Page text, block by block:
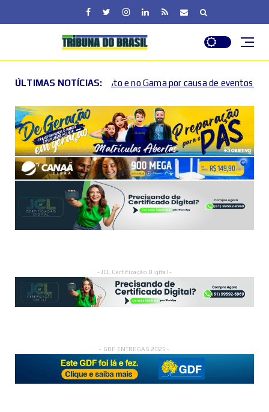
ÚLTIMAS NOTÍCIAS:
e no Gama por causa de eventos esportivos e culturais
- JCL Certificação Digital -
- GDF ENTREGAS 2025 -